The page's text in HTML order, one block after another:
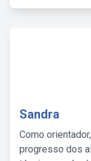
Sandra
Como
progresso dos